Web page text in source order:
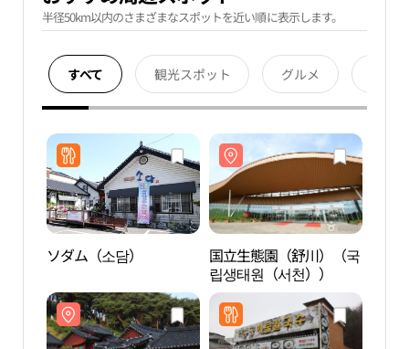
半径50km以内のさまざまなスポットを近い順に表示します。
すべて 観光スポット グルメ
ソダム（소담）
国立生態園（舒川）（국
립생태원（서천））